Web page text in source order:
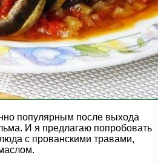
популярным после выхода
И я предлагаю попробовать
с прованскими травами,